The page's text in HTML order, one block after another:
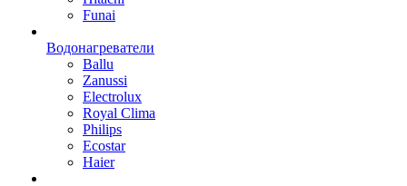
Funai
Водонагреватели
Ballu
Zanussi
Electrolux
Royal Clima
Philips
Ecostar
Haier